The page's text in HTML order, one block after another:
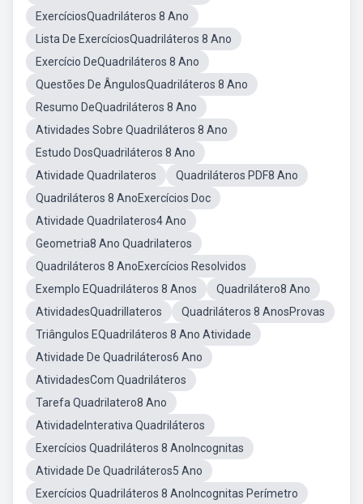
ExercíciosQuadriláteros 8 Ano
Lista De ExercíciosQuadriláteros 8 Ano
Exercício DeQuadriláteros 8 Ano
Questões De ÂngulosQuadriláteros 8 Ano
Resumo DeQuadriláteros 8 Ano
Atividades Sobre Quadriláteros 8 Ano
Estudo DosQuadriláteros 8 Ano
Atividade Quadrilateros
Quadriláteros PDF8 Ano
Quadriláteros 8 AnoExercícios Doc
Atividade Quadrilateros4 Ano
Geometria8 Ano Quadrilateros
Quadriláteros 8 AnoExercícios Resolvidos
Exemplo EQuadriláteros 8 Anos
Quadrilátero8 Ano
AtividadesQuadrillateros
Quadriláteros 8 AnosProvas
Triângulos EQuadriláteros 8 Ano Atividade
Atividade De Quadriláteros6 Ano
AtividadesCom Quadriláteros
Tarefa Quadrilatero8 Ano
AtividadeInterativa Quadriláteros
Exercícios Quadriláteros 8 AnoIncognitas
Atividade De Quadriláteros5 Ano
Exercícios Quadriláteros 8 AnoIncognitas Perímetro